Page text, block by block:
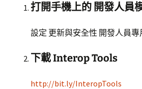
打開手機上的 開發人員
設定 更新與安全性 開發人員
下載 Interop Tools
http://bit.ly/InteropTools